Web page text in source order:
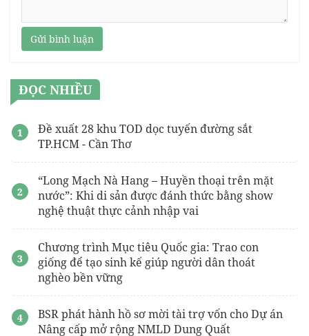
Gửi bình luận
ĐỌC NHIỀU
Đề xuất 28 khu TOD dọc tuyến đường sắt
TP.HCM - Cần Thơ
“Long Mạch Nà Hang – Huyền thoại trên mặt
nước”: Khi di sản được đánh thức bằng show
nghệ thuật thực cảnh nhập vai
Chương trình Mục tiêu Quốc gia: Trao con
giống để tạo sinh kế giúp người dân thoát
nghèo bền vững
BSR phát hành hồ sơ mời tài trợ vốn cho Dự án
Nâng cấp mở rộng NMLD Dung Quất